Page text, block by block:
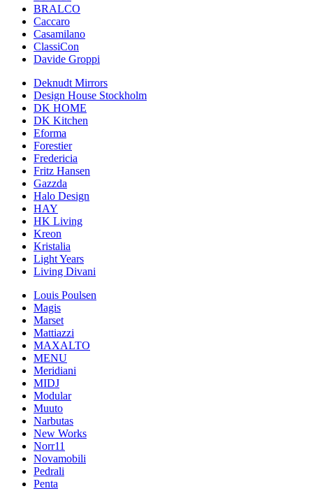
BRALCO
Caccaro
Casamilano
ClassiCon
Davide Groppi
Deknudt Mirrors
Design House Stockholm
DK HOME
DK Kitchen
Eforma
Forestier
Fredericia
Fritz Hansen
Gazzda
Halo Design
HAY
HK Living
Kreon
Kristalia
Light Years
Living Divani
Louis Poulsen
Magis
Marset
Mattiazzi
MAXALTO
MENU
Meridiani
MIDJ
Modular
Muuto
Narbutas
New Works
Norr11
Novamobili
Pedrali
Penta